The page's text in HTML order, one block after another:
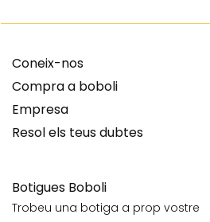
Coneix-nos
Compra a boboli
Empresa
Resol els teus dubtes
Botigues Boboli
Trobeu una botiga a prop vostre